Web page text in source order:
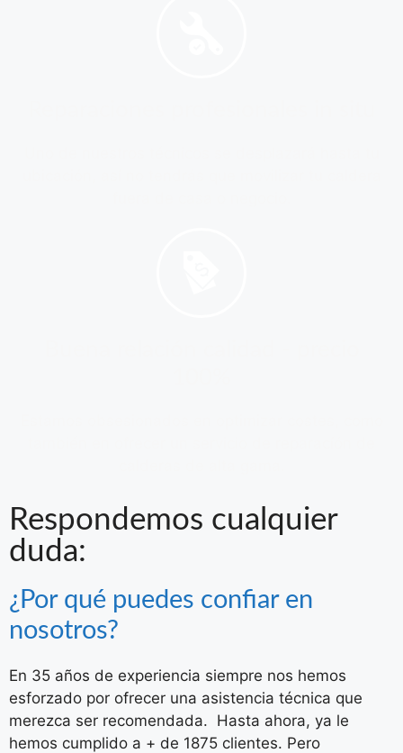
Respondemos cualquier
duda:
¿Por qué puedes confiar en
nosotros?
En 35 años de experiencia siempre nos hemos
esforzado por ofrecer una asistencia técnica que
merezca ser recomendada. Hasta ahora, ya le
hemos cumplido a + de 1875 clientes. Pero